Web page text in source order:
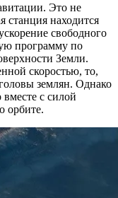
Это не
станция находится
свободного
программу по
Земли.
скоростью, то,
землян. Однако
с силой
орбите.